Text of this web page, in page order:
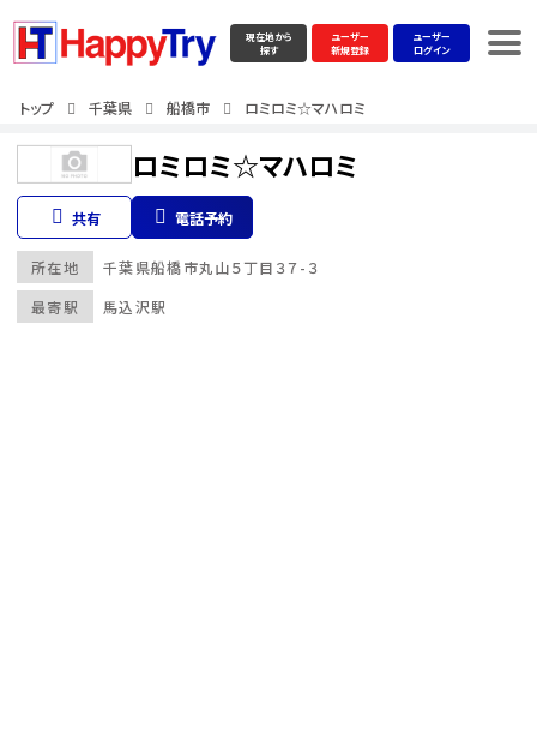
現在地から
探す
ユーザー
新規登録
ユーザー
ログイン
トップ 千葉県 船橋市 ロミロミ☆マハロミ
ロミロミ☆マハロミ
共有 電話予約
最寄駅 馬込沢駅
所在地 千葉県船橋市丸山５丁目３７-３